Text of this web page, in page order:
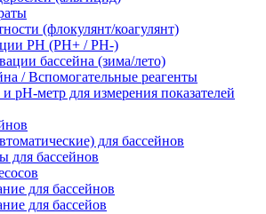
(флокулянт/коагулянт)
PH (PH+ / PH-)
бассейна (зима/лето)
/ Вспомогательные реагенты
рН-метр для измерения показателей
для бассейнов
для бассейнов
для бассейнов
для бассейов